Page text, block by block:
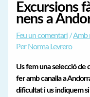
Excursions
nens a
Feu un comentari /Amb
Per Norma Levrero
Us fem una selecció de
fer amb canalla a
dificultat i us indiquem